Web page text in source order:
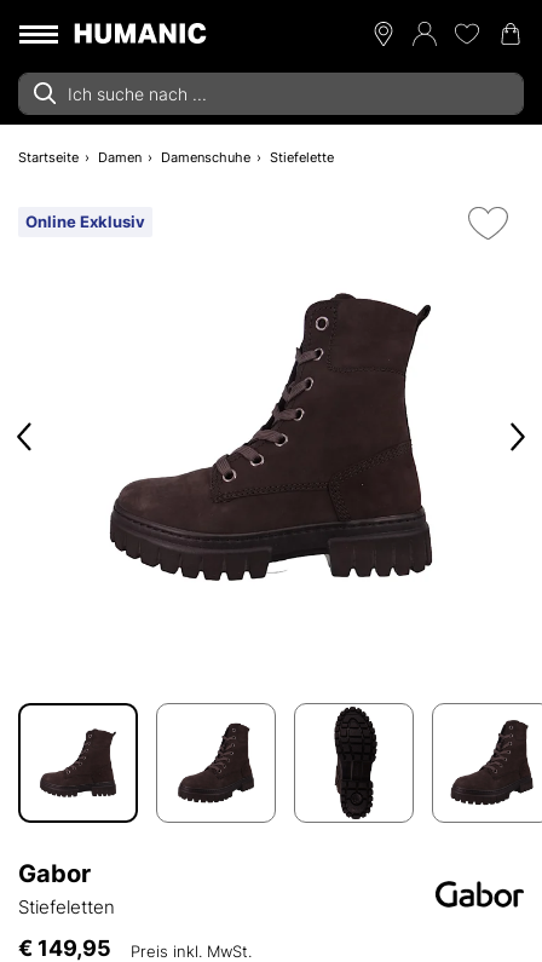
Startseite Damen Damenschuhe Stiefelette
Online Exklusiv
Gabor
Stiefeletten
€ 149,95 Preis inkl. MwSt.